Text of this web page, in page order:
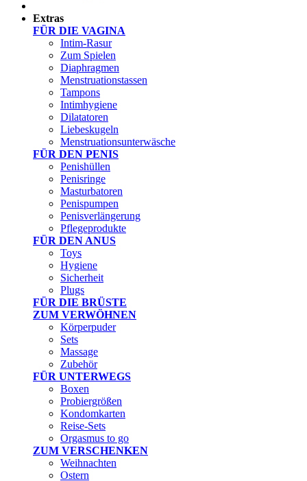
Extras
FÜR DIE VAGINA
Intim-Rasur
Zum Spielen
Diaphragmen
Menstruationstassen
Tampons
Intimhygiene
Dilatatoren
Liebeskugeln
Menstruationsunterwäsche
FÜR DEN PENIS
Penishüllen
Penisringe
Masturbatoren
Penispumpen
Penisverlängerung
Pflegeprodukte
FÜR DEN ANUS
Toys
Hygiene
Sicherheit
Plugs
FÜR DIE BRÜSTE
ZUM VERWÖHNEN
Körperpuder
Sets
Massage
Zubehör
FÜR UNTERWEGS
Boxen
Probiergrößen
Kondomkarten
Reise-Sets
Orgasmus to go
ZUM VERSCHENKEN
Weihnachten
Ostern